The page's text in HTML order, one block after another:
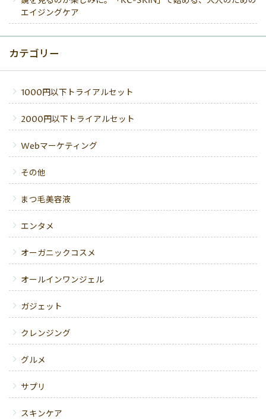
エイジングケア
カテゴリー
1000円以下トライアルセット
2000円以下トライアルセット
Webマーケティング
その他
まつ毛美容液
エンタメ
オーガニックコスメ
オールインワンジェル
ガジェット
クレンジング
グルメ
サプリ
スキンケア